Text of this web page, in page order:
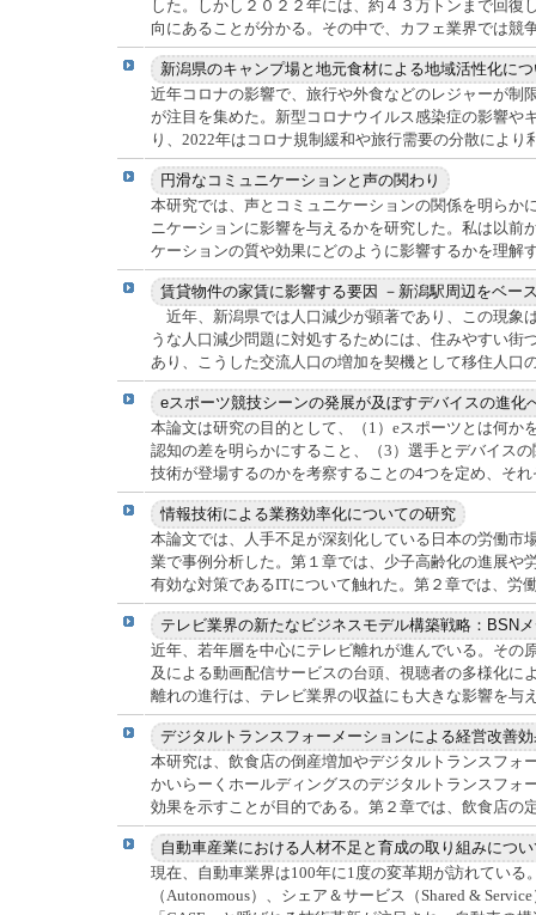
した。しかし２０２２年には、約４３万トンまで回
向にあることが分かる。その中で、カフェ業界では競
近年コロナの影響で、旅行や外食などのレジャーが制
が注目を集めた。新型コロナウイルス感染症の影響や
り、2022年はコロナ規制緩和や旅行需要の分散により
本研究では、声とコミュニケーションの関係を明らか
ニケーションに影響を与えるかを研究した。私は以
ケーションの質や効果にどのように影響するかを理解
近年、新潟県では人口減少が顕著であり、この現象
うな人口減少問題に対処するためには、住みやすい
あり、こうした交流人口の増加を契機として移住人口
本論文は研究の目的として、（1）eスポーツとは何か
認知の差を明らかにすること、（3）選手とデバイス
技術が登場するのかを考察することの4つを定め、それ
本論文では、人手不足が深刻化している日本の労働市
業で事例分析した。第１章では、少子高齢化の進展や
有効な対策であるITについて触れた。第２章では、労
近年、若年層を中心にテレビ離れが進んでいる。その
及による動画配信サービスの台頭、視聴者の多様化
離れの進行は、テレビ業界の収益にも大きな影響を与
本研究は、飲食店の倒産増加やデジタルトランスフォ
かいらーくホールディングスのデジタルトランスフォ
効果を示すことが目的である。第２章では、飲食店の
現在、自動車業界は100年に1度の変革期が訪れている
（Autonomous）、シェア＆サービス（Shared &